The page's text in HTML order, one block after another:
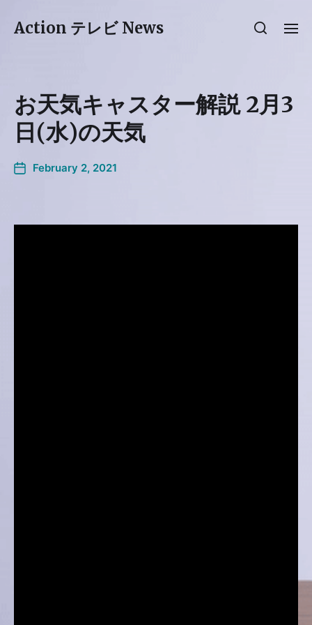
Action テレビ News
お天気キャスター解説 2月3
日(水)の天気
February 2, 2021